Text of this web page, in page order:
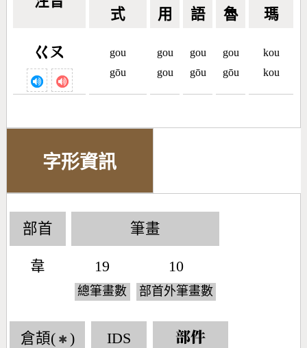
式 用 語 魯 瑪
ㄍㄡ
gou
gōu
gou
gou
gou
gōu
gou
gōu
kou
kou
字形資訊
部首
韋
筆畫
19
總筆畫數
10
部首外筆畫數
倉頡( ✱ ) IDS 部件